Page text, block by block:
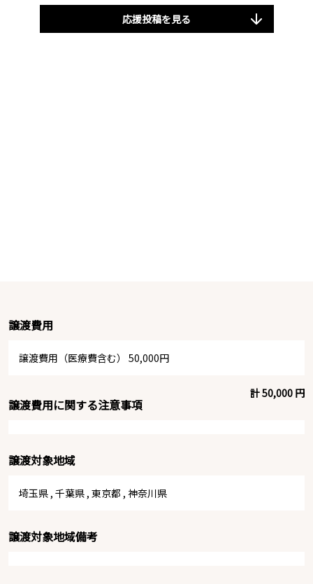
応援投稿を見る
譲渡費用
譲渡費用（医療費含む） 50,000円
計 50,000 円
譲渡費用に関する注意事項
譲渡対象地域
埼玉県 , 千葉県 , 東京都 , 神奈川県
譲渡対象地域備考